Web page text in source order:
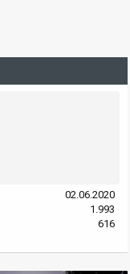
02.06.2020
1.993
616